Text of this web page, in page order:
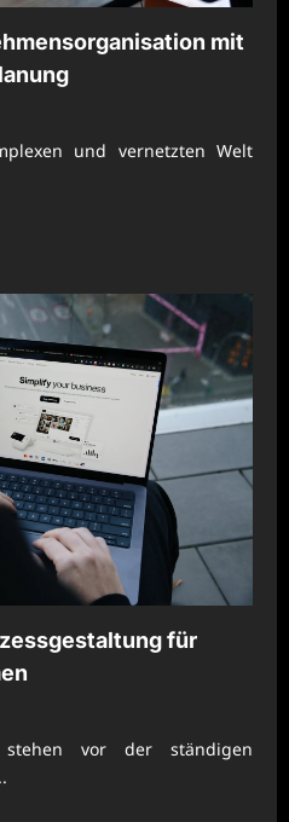
mit
und vernetzten Welt
für
stehen vor der ständigen